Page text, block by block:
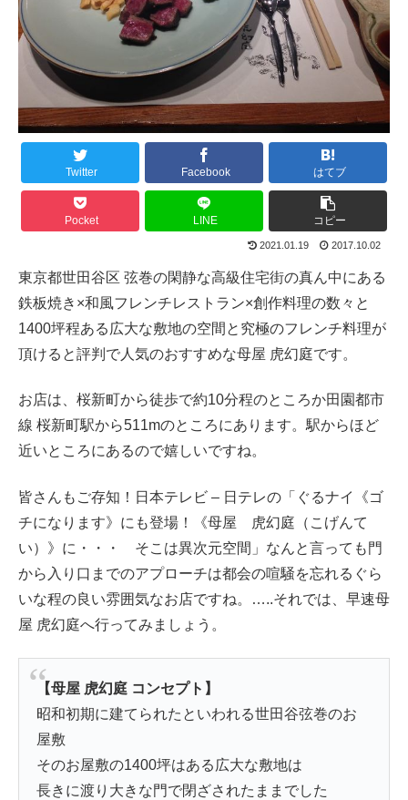
Twitter Facebook はてブ
Pocket LINE コピー
2021.01.19 2017.10.02
東京都世田谷区 弦巻の閑静な高級住宅街の真ん中にある
鉄板焼き×和風フレンチレストラン×創作料理の数々と
1400坪程ある広大な敷地の空間と究極のフレンチ料理が
頂けると評判で人気のおすすめな母屋 虎幻庭です。
お店は、桜新町から徒歩で約10分程のところか田園都市
線 桜新町駅から511mのところにあります。駅からほど
近いところにあるので嬉しいですね。
皆さんもご存知！日本テレビ – 日テレの「ぐるナイ《ゴ
チになります》にも登場！《母屋 虎幻庭（こげんて
い）》に・・・ そこは異次元空間」なんと言っても門
から入り口までのアプローチは都会の喧騒を忘れるぐら
いな程の良い雰囲気なお店ですね。…..それでは、早速母
屋 虎幻庭へ行ってみましょう。
【母屋 虎幻庭 コンセプト】
昭和初期に建てられたといわれる世田谷弦巻のお
屋敷
そのお屋敷の1400坪はある広大な敷地は
長きに渡り大きな門で閉ざされたままでした